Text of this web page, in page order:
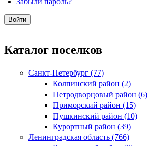
Каталог поселков
Санкт-Петербург (77)
Колпинский район (2)
Петродворцовый район (6)
Приморский район (15)
Пушкинский район (10)
Курортный район (39)
Ленинградская область (766)